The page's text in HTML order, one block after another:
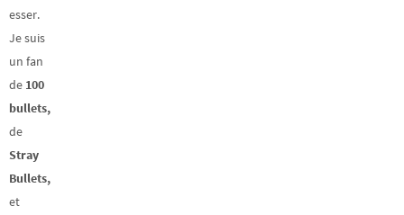
esser.
Je suis
un fan
de 100
bullets,
de
Stray
Bullets,
et